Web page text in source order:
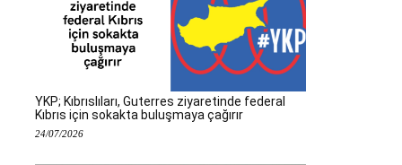
YKP; Kıbrıslıları, Guterres ziyaretinde federal
Kıbrıs için sokakta buluşmaya çağırır
24/07/2026